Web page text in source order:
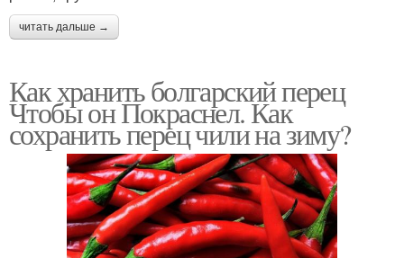
читать дальше →
Как хранить болгарский перец
Чтобы он Покраснел. Как
сохранить перец чили на зиму?